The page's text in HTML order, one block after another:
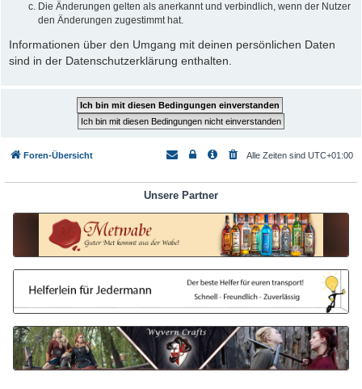
Die Änderungen gelten als anerkannt und verbindlich, wenn der Nutzer
den Änderungen zugestimmt hat.
Informationen über den Umgang mit deinen persönlichen Daten
sind in der Datenschutzerklärung enthalten.
Foren-Übersicht Alle Zeiten sind UTC+01:00
Unsere Partner